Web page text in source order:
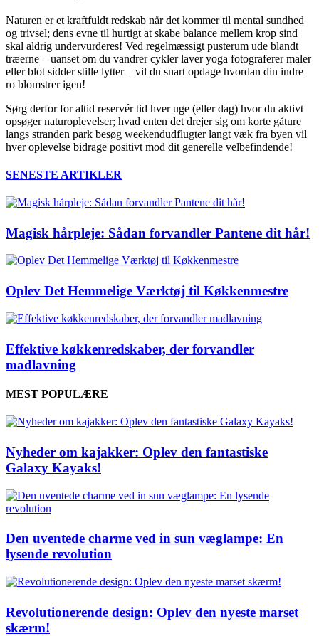
Naturen er et kraftfuldt redskab når det kommer til mental sundhed
og trivsel; dens evne til hurtigt at skabe balance mellem krop sind
skal aldrig undervurderes! Ved regelmæssigt pusterum ude blandt
træerne – uanset om du vandrer cykler laver yoga fotograferer maler
eller blot sidder stille lytter – vil du snart opdage hvordan din indre
ro blomstrer igen!
Sørg derfor for altid reservér tid hver uge (eller dag) hvor du aktivt
opsøger naturoplevelser; hvad enten det drejer sig om korte gåture
langs stranden park besøg weekendudflugter langt væk fra byen vil
hver oplevelse bidrage positivt mod dit generelle velbefindende!
SENESTE ARTIKLER
Magisk hårpleje: Sådan forvandler Pantene dit hår!
Oplev Det Hemmelige Værktøj til Køkkenmestre
Effektive køkkenredskaber, der forvandler
madlavning
MEST POPULÆRE
Nyheder om kajakker: Oplev den fantastiske
Galaxy Kayaks!
Den uventede charme ved in sun væglampe: En
lysende revolution
Revolutionerende design: Oplev den nyeste marset
skærm!